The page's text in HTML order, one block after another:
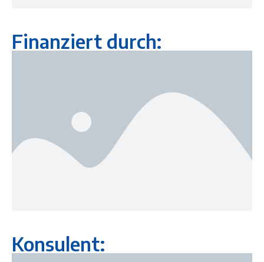
Finanziert durch:
Konsulent: